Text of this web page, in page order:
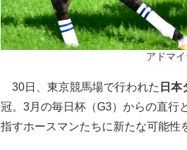
アドマ
30日、東京競馬場で行われた 日本
冠。3月の毎日杯（G3）からの直行
指すホースマンたちに新たな可能性